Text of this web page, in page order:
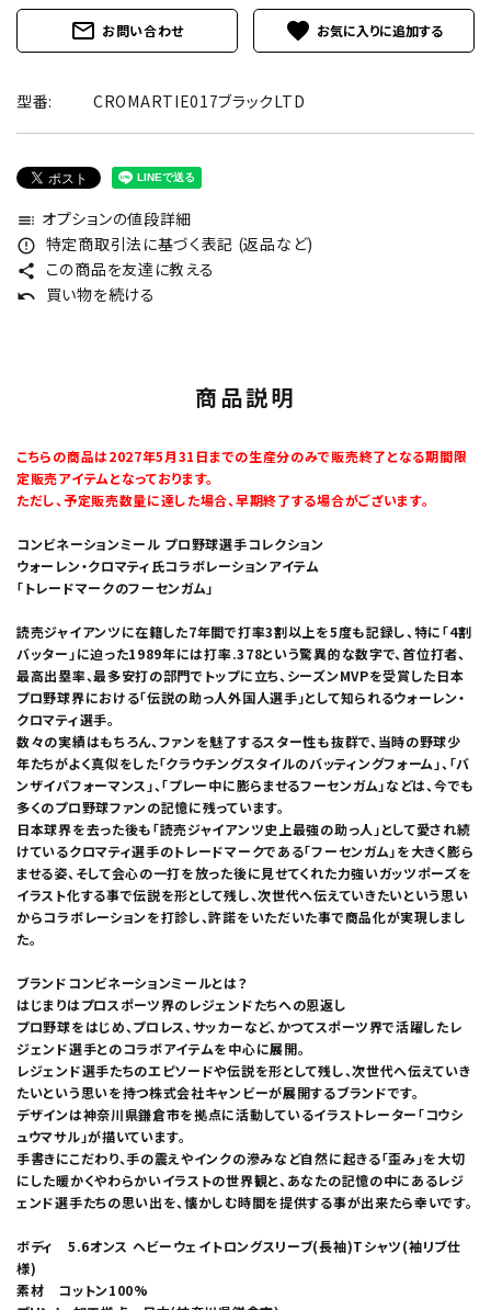
mail_outline お問い合わせ favorite
型番: CROMARTIE017ブラックLTD
toc オプションの値段詳細
error_outline 特定商取引法に基づく表記 (返品など)
share この商品を友達に教える
undo 買い物を続ける
商品説明
こちらの商品は2027年5月31日までの生産分のみで販売終了となる期間限
定販売アイテムとなっております。
ただし、予定販売数量に達した場合、早期終了する場合がございます。
コンビネーションミール プロ野球選手コレクション
ウォーレン・クロマティ氏コラボレーションアイテム
「トレードマークのフーセンガム」
読売ジャイアンツに在籍した7年間で打率3割以上を5度も記録し、特に「4割
バッター」に迫った1989年には打率.378という驚異的な数字で、首位打者、
最高出塁率、最多安打の部門でトップに立ち、シーズンMVPを受賞した日本
プロ野球界における「伝説の助っ人外国人選手」として知られるウォーレン・
クロマティ選手。
数々の実績はもちろん、ファンを魅了するスター性も抜群で、当時の野球少
年たちがよく真似をした「クラウチングスタイルのバッティングフォーム」、「バ
ンザイパフォーマンス」、「プレー中に膨らませるフーセンガム」などは、今でも
多くのプロ野球ファンの記憶に残っています。
日本球界を去った後も「読売ジャイアンツ史上最強の助っ人」として愛され続
けているクロマティ選手のトレードマークである「フーセンガム」を大きく膨ら
ませる姿、そして会心の一打を放った後に見せてくれた力強いガッツポーズを
イラスト化する事で伝説を形として残し、次世代へ伝えていきたいという思い
からコラボレーションを打診し、許諾をいただいた事で商品化が実現しまし
た。
ブランドコンビネーションミールとは？
はじまりはプロスポーツ界のレジェンドたちへの恩返し
プロ野球をはじめ、プロレス、サッカーなど、かつてスポーツ界で活躍したレ
ジェンド選手とのコラボアイテムを中心に展開。
レジェンド選手たちのエピソードや伝説を形として残し、次世代へ伝えていき
たいという思いを持つ株式会社キャンビーが展開するブランドです。
デザインは神奈川県鎌倉市を拠点に活動しているイラストレーター「コウシ
ュウマサル」が描いています。
手書きにこだわり、手の震えやインクの滲みなど自然に起きる「歪み」を大切
にした暖かくやわらかいイラストの世界観と、あなたの記憶の中にあるレジ
ェンド選手たちの思い出を、懐かしむ時間を提供する事が出来たら幸いです。
ボディ 5.6オンス ヘビーウェイトロングスリーブ(長袖)Tシャツ(袖リブ仕
様)
素材 コットン100%